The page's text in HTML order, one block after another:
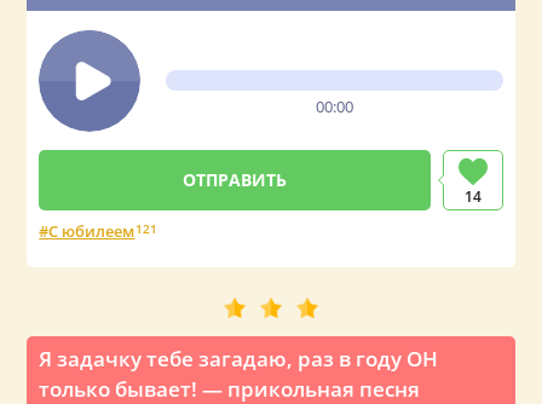
00:00
14
С юбилеем121
Я задачку тебе загадаю, раз в году ОН
только бывает! — прикольная песня